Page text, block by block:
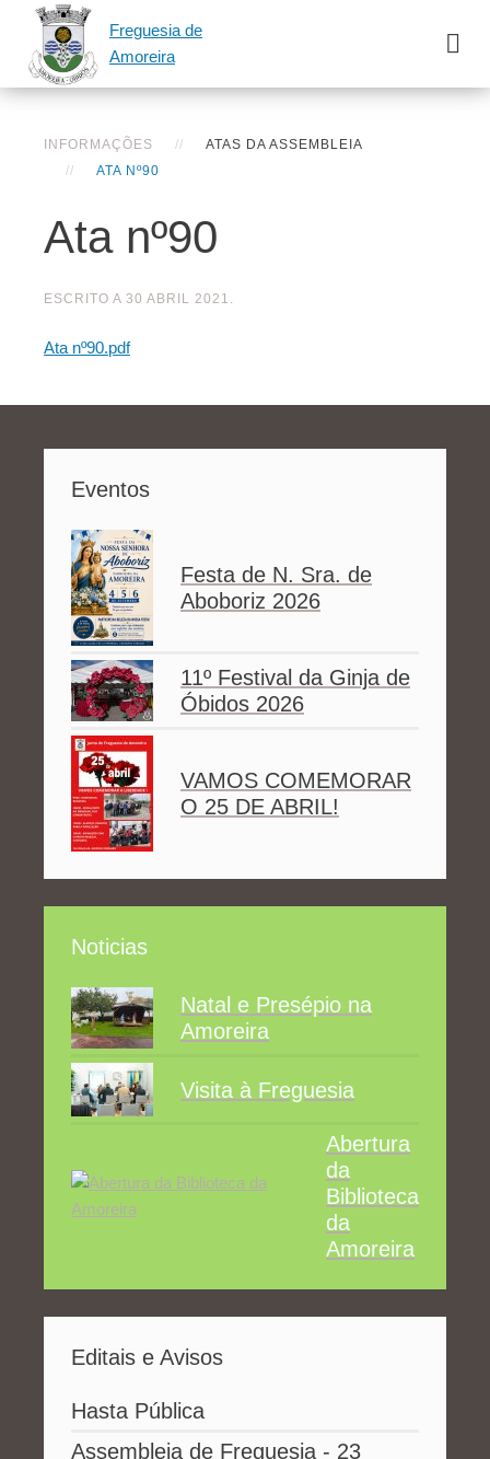
Freguesia de
Amoreira
INFORMAÇÕES
ATAS DA ASSEMBLEIA
ATA Nº90
Ata nº90
ESCRITO A 30 ABRIL 2021 .
Ata nº90.pdf
Eventos
Festa de N. Sra. de
Aboboriz 2026
11º Festival da Ginja de
Óbidos 2026
VAMOS COMEMORAR
O 25 DE ABRIL!
Noticias
Natal e Presépio na
Amoreira
Visita à Freguesia
Abertura
da
Biblioteca
da
Amoreira
Editais e Avisos
Hasta Pública
Assembleia de Freguesia - 23